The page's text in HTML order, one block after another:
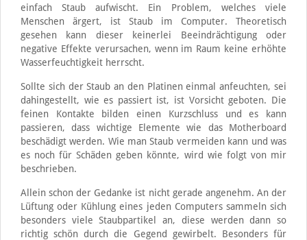
einfach Staub aufwischt. Ein Problem, welches viele
Menschen ärgert, ist Staub im Computer. Theoretisch
gesehen kann dieser keinerlei Beeindrächtigung oder
negative Effekte verursachen, wenn im Raum keine erhöhte
Wasserfeuchtigkeit herrscht.
Sollte sich der Staub an den Platinen einmal anfeuchten, sei
dahingestellt, wie es passiert ist, ist Vorsicht geboten. Die
feinen Kontakte bilden einen Kurzschluss und es kann
passieren, dass wichtige Elemente wie das Motherboard
beschädigt werden. Wie man Staub vermeiden kann und was
es noch für Schäden geben könnte, wird wie folgt von mir
beschrieben.
Allein schon der Gedanke ist nicht gerade angenehm. An der
Lüftung oder Kühlung eines jeden Computers sammeln sich
besonders viele Staubpartikel an, diese werden dann so
richtig schön durch die Gegend gewirbelt. Besonders für